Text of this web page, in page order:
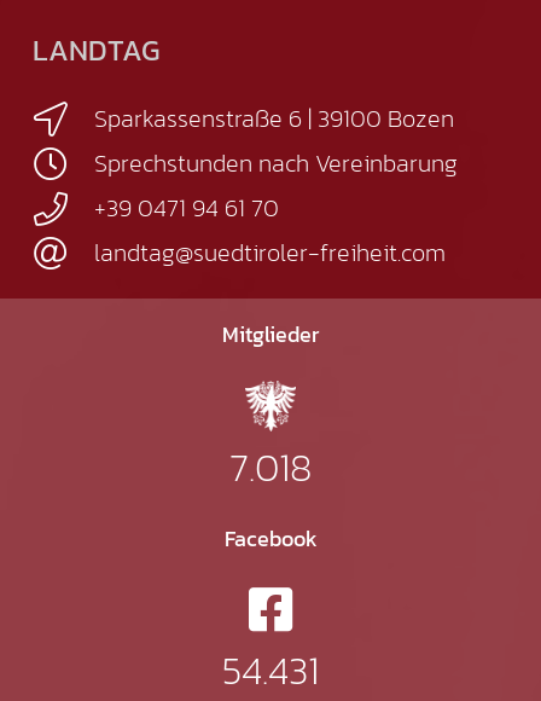
LANDTAG
Sparkassenstraße 6 | 39100 Bozen
Sprechstunden nach Vereinbarung
+39 0471 94 61 70
landtag@suedtiroler-freiheit.com
Mitglieder
7.018
Facebook
54.431